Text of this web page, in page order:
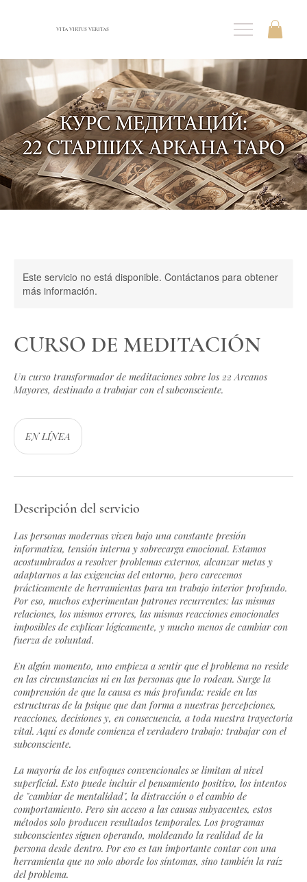
VITA VIRTUS VERITAS
Este servicio no está disponible. Contáctanos para obtener
más información.
CURSO DE MEDITACIÓN
Un curso transformador de meditaciones sobre los 22 Arcanos
Mayores, destinado a trabajar con el subconsciente.
EN LÍNEA
Descripción del servicio
Las personas modernas viven bajo una constante presión
informativa, tensión interna y sobrecarga emocional. Estamos
acostumbrados a resolver problemas externos, alcanzar metas y
adaptarnos a las exigencias del entorno, pero carecemos
prácticamente de herramientas para un trabajo interior profundo.
Por eso, muchos experimentan patrones recurrentes: las mismas
relaciones, los mismos errores, las mismas reacciones emocionales
imposibles de explicar lógicamente, y mucho menos de cambiar con
fuerza de voluntad.
En algún momento, uno empieza a sentir que el problema no reside
en las circunstancias ni en las personas que lo rodean. Surge la
comprensión de que la causa es más profunda: reside en las
estructuras de la psique que dan forma a nuestras percepciones,
reacciones, decisiones y, en consecuencia, a toda nuestra trayectoria
vital. Aquí es donde comienza el verdadero trabajo: trabajar con el
subconsciente.
La mayoría de los enfoques convencionales se limitan al nivel
superficial. Esto puede incluir el pensamiento positivo, los intentos
de "cambiar de mentalidad", la distracción o el cambio de
comportamiento. Pero sin acceso a las causas subyacentes, estos
métodos solo producen resultados temporales. Los programas
subconscientes siguen operando, moldeando la realidad de la
persona desde dentro. Por eso es tan importante contar con una
herramienta que no solo aborde los síntomas, sino también la raíz
del problema.